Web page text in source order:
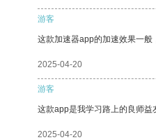
游客
这款加速器app的加速效果一般
2025-04-20
游客
这款app是我学习路上的良师益
2025-04-20